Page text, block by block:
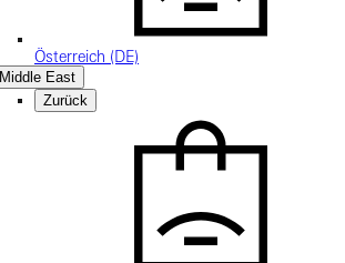
Österreich (DE)
Middle East
Zurück